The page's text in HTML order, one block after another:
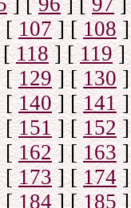
[107] [108]
[118] [119]
[129] [ 130]
[140] [141]
[151] [152]
[162] [163]
[173] [174]
[184] [185]